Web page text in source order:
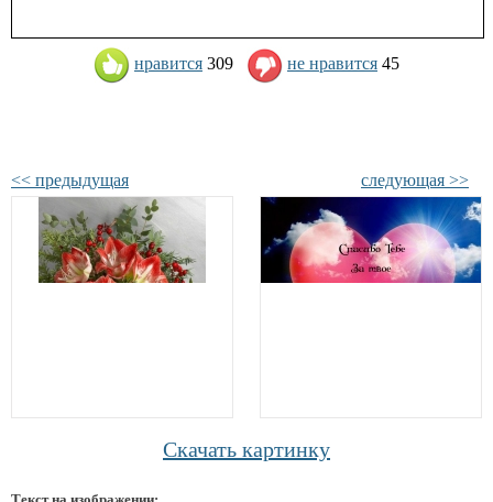
нравится 309 не нравится 45
<< предыдущая следующая >>
Скачать картинку